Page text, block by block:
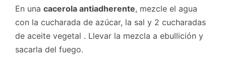
En una cacerola antiadherente, mezcle el agua
con la cucharada de azúcar, la sal y 2 cucharadas
de aceite vegetal . Llevar la mezcla a ebullición y
sacarla del fuego.